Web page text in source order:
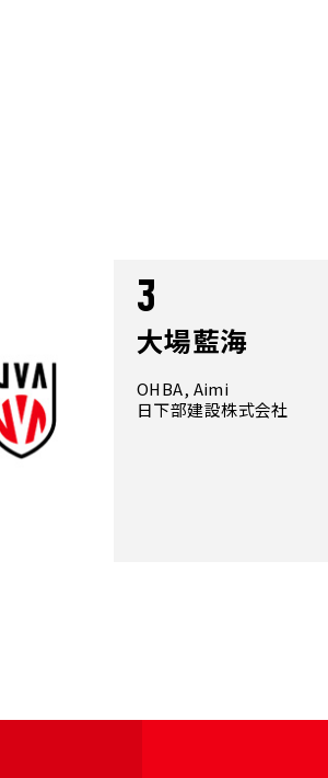
3
大場藍海
OHBA, Aimi
日下部建設株式会社